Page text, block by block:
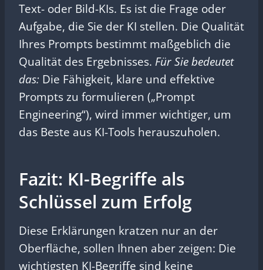
Text- oder Bild-KIs. Es ist die Frage oder
Aufgabe, die Sie der KI stellen. Die Qualität
Ihres Prompts bestimmt maßgeblich die
Qualität des Ergebnisses. Für Sie bedeutet
das: Die Fähigkeit, klare und effektive
Prompts zu formulieren („Prompt
Engineering“), wird immer wichtiger, um
das Beste aus KI-Tools herauszuholen.
Fazit: KI-Begriffe als
Schlüssel zum Erfolg
Diese Erklärungen kratzen nur an der
Oberfläche, sollen Ihnen aber zeigen: Die
wichtigsten KI-Begriffe sind keine